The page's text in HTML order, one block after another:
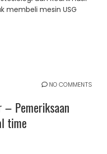
membeli mesin USG
NO COMMENTS
– Pemeriksaan
time